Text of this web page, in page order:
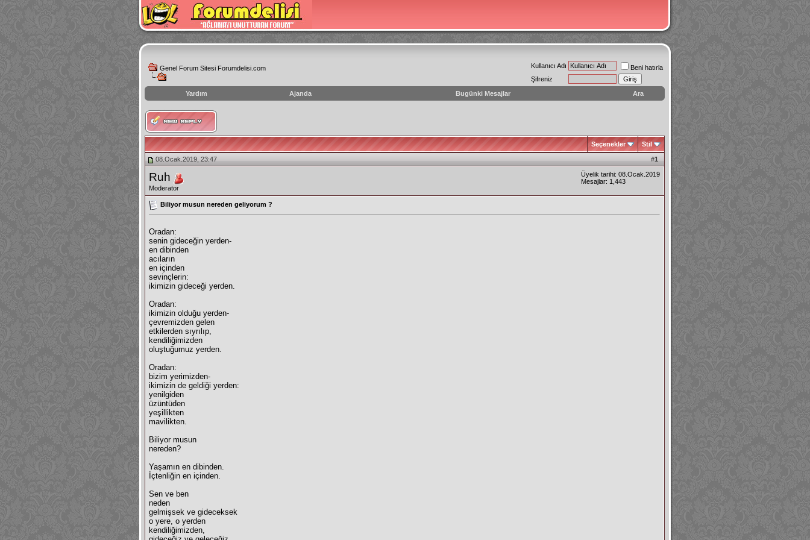
Genel Forum Sitesi Forumdelisi.com Kullanıcı Adı
Beni hatırla
Şifreniz
Yardım
Ajanda Bugünki Mesajlar Ara
instagram
izlenme
hilesi
Seçenekler Stil
#1
08.Ocak.2019, 23:47
Ruh
Moderator
Üyelik tarihi: 08.Ocak.2019
Mesajlar: 1,443
Biliyor musun nereden geliyorum ?
Oradan:
senin gideceğin yerden-
en dibinden
acıların
en içinden
sevinçlerin:
ikimizin gideceği yerden.
Oradan:
ikimizin olduğu yerden-
çevremizden gelen
etkilerden sıyrılıp,
kendiliğimizden
oluştuğumuz yerden.
Oradan:
bizim yerimizden-
ikimizin de geldiği yerden:
yenilgiden
üzüntüden
yeşillikten
mavilikten.
Biliyor musun
nereden?
Yaşamın en dibinden.
İçtenliğin en içinden.
Sen ve ben
neden
gelmişsek ve gideceksek
o yere, o yerden
kendiliğimizden,